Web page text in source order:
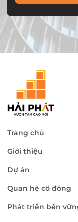
Trang chủ
Giới thiệu
Dự án
Quan hệ cổ đông
Phát triển bền